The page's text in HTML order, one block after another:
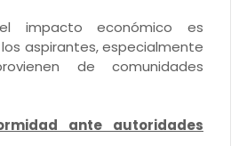
impacto económico es
aspirantes, especialmente
de comunidades
ante autoridades